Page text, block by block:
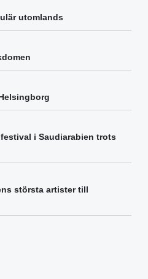
utomlands
i Saudiarabien trots
största artister till